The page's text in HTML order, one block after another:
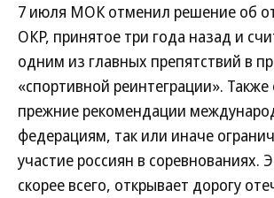
7 июля МОК отменил решение об
ОКР, принятое три года назад и
одним из главных препятствий в
«спортивной реинтеграции».
прежние рекомендации
федерациям, так или иначе
участие россиян в соревнованиях.
скорее всего, открывает дорогу